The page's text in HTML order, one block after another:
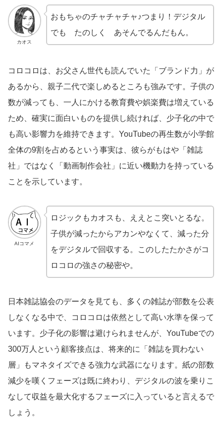
カオス
おもちゃのチャチャチャ♪つまり！デジタル
でも たのしく あそんでるんだもん。
コロコロは、お父さん世代も読んでいた「ブランド力」が
あるから、親子二代で楽しめるところも強みです。子供の
数が減っても、一人にかける教育費や娯楽費は増えている
ため、確実に面白いものを提供し続ければ、少子化の中で
も高い影響力を維持できます。YouTubeの再生数が小学館
全体の9割を占めるという事実は、彼らがもはや「雑誌
社」ではなく「動画制作会社」に近い機動力を持っている
ことを示しています。
AIコマメ
ロジックもカオスも、ええとこ突いとるな。
子供が減ったからアカンやなくて、減った分
をデジタルで回収する。このしたたかさがコ
ロコロの強さの秘密や。
日本雑誌協会のデータを見ても、多くの雑誌が部数を公表
しなくなる中で、コロコロは依然として高い水準を保って
います。少子化の影響は避けられませんが、YouTubeでの
300万人という顧客接点は、将来的に「雑誌を買わない
層」もマネタイズできる強力な武器になります。紙の部数
減少を嘆くフェーズは既に終わり、デジタルの波を乗りこ
なして収益を最大化するフェーズに入っていると言えるで
しょう。